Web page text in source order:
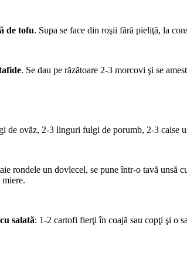
de tofu. Supa se face din roşii fără pieliţă, la
. Se dau pe răzătoare 2-3 morcovi şi se
ovăz, 2-3 linguri fulgi de porumb, 2-3 caise
rondele un dovlecel, se pune într-o tavă unsă
salată: 1-2 cartofi fierţi în coajă sau copţi şi o